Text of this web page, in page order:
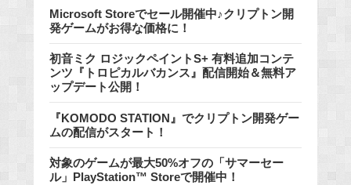
Microsoft Storeでセール開催中♪クリプトン開
発ゲームがお得な価格に！
初音ミク ロジックペイントS+ 有料追加コンテ
ンツ『トロピカルバカンス』配信開始＆無料ア
ップデート公開！
『KOMODO STATION』でクリプトン開発ゲー
ムの配信がスタート！
対象のゲームが最大50%オフの「サマーセー
ル」PlayStation™ Storeで開催中！